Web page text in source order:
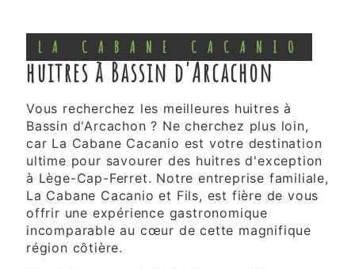
LA CABANE CACANIO
huitres à Bassin d'Arcachon
Vous recherchez les meilleures huitres à
Bassin d'Arcachon ? Ne cherchez plus loin,
car La Cabane Cacanio est votre destination
ultime pour savourer des huitres d'exception
à Lège-Cap-Ferret. Notre entreprise familiale,
La Cabane Cacanio et Fils, est fière de vous
offrir une expérience gastronomique
incomparable au cœur de cette magnifique
région côtière.